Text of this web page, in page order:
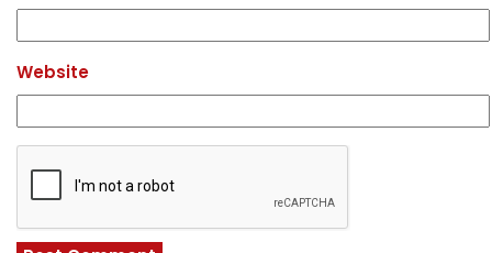
Website